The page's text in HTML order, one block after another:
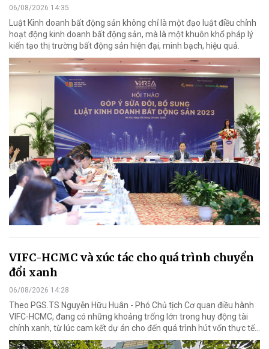
06/08/2026 14:35
Luật Kinh doanh bất động sản không chỉ là một đạo luật điều chỉnh
hoạt động kinh doanh bất động sản, mà là một khuôn khổ pháp lý
kiến tạo thị trường bất động sản hiện đại, minh bạch, hiệu quả.
VIFC-HCMC và xúc tác cho quá trình chuyển
đổi xanh
06/08/2026 14:28
Theo PGS.TS Nguyễn Hữu Huân - Phó Chủ tịch Cơ quan điều hành
VIFC-HCMC, đang có những khoảng trống lớn trong huy động tài
chính xanh, từ lúc cam kết dự án cho đến quá trình hút vốn thực tế...